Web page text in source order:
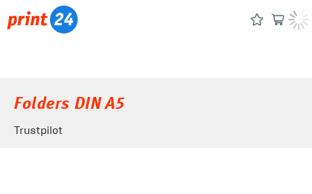
Folders DIN A5
Trustpilot